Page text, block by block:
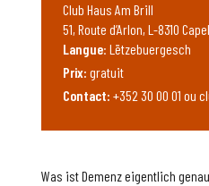
Was ist Demenz eigentlich
Club Haus Am Brill
51, Route d’Arlon, L-8310
Langue: Lëtzebuergesch
Prix: gratuit
Contact: +352 30 00 01 ou